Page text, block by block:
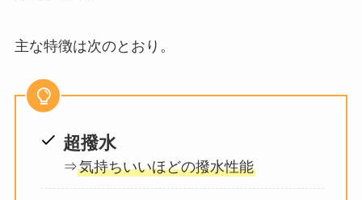
主な特徴は次のとおり。
超撥水
⇒気持ちいいほどの撥水性能